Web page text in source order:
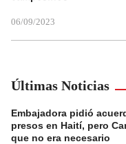
06/09/2023
Últimas Noticias
Embajadora pidió
presos en Haití, pero
que no era necesario